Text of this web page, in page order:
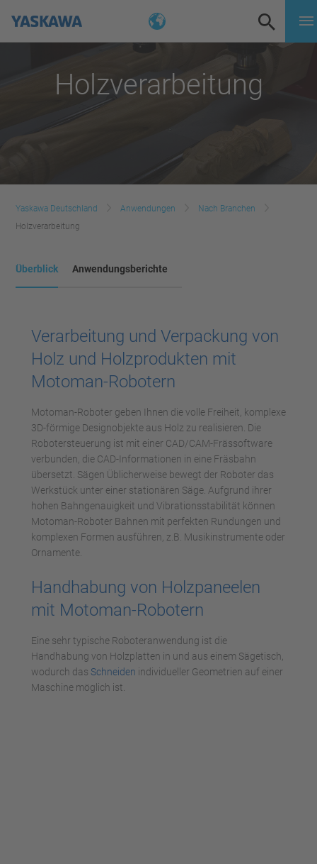
Holzverarbeitung
Yaskawa Deutschland Anwendungen
Nach Branchen
Holzverarbeitung
Überblick Anwendungsberichte
Verarbeitung und Verpackung von
Holz und Holzprodukten mit
Motoman-Robotern
Motoman-Roboter geben Ihnen die volle Freiheit, komplexe
3D-förmige Designobjekte aus Holz zu realisieren. Die
Robotersteuerung ist mit einer CAD/CAM-Frässoftware
verbunden, die CAD-Informationen in eine Fräsbahn
übersetzt. Sägen Üblicherweise bewegt der Roboter das
Werkstück unter einer stationären Säge. Aufgrund ihrer
hohen Bahngenauigkeit und Vibrationsstabilität können
Motoman-Roboter Bahnen mit perfekten Rundungen und
komplexen Formen ausführen, z.B. Musikinstrumente oder
Ornamente.
Handhabung von Holzpaneelen
mit Motoman-Robotern
Eine sehr typische Roboteranwendung ist die
Handhabung von Holzplatten in und aus einem Sägetisch,
wodurch das Schneiden individueller Geometrien auf einer
Maschine möglich ist.